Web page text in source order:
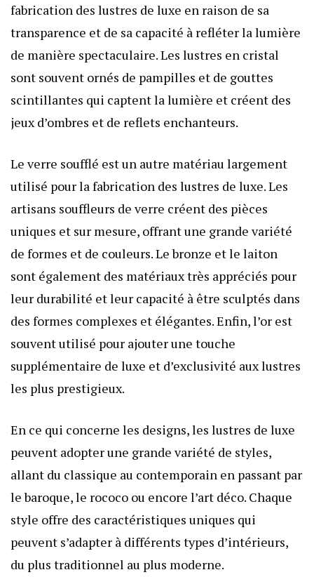
fabrication des lustres de luxe en raison de sa
transparence et de sa capacité à refléter la lumière
de manière spectaculaire. Les lustres en cristal
sont souvent ornés de pampilles et de gouttes
scintillantes qui captent la lumière et créent des
jeux d’ombres et de reflets enchanteurs.
Le verre soufflé est un autre matériau largement
utilisé pour la fabrication des lustres de luxe. Les
artisans souffleurs de verre créent des pièces
uniques et sur mesure, offrant une grande variété
de formes et de couleurs. Le bronze et le laiton
sont également des matériaux très appréciés pour
leur durabilité et leur capacité à être sculptés dans
des formes complexes et élégantes. Enfin, l’or est
souvent utilisé pour ajouter une touche
supplémentaire de luxe et d’exclusivité aux lustres
les plus prestigieux.
En ce qui concerne les designs, les lustres de luxe
peuvent adopter une grande variété de styles,
allant du classique au contemporain en passant par
le baroque, le rococo ou encore l’art déco. Chaque
style offre des caractéristiques uniques qui
peuvent s’adapter à différents types d’intérieurs,
du plus traditionnel au plus moderne.